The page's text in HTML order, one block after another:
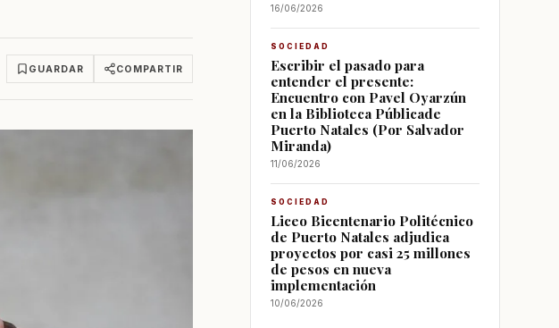
GUARDAR COMPARTIR
16/06/2026
SOCIEDAD
Escribir el pasado para
entender el presente:
Encuentro con Pavel Oyarzún
en la Biblioteca Públicade
Puerto Natales (Por Salvador
Miranda)
11/06/2026
SOCIEDAD
Liceo Bicentenario Politécnico
de Puerto Natales adjudica
proyectos por casi 25 millones
de pesos en nueva
implementación
10/06/2026